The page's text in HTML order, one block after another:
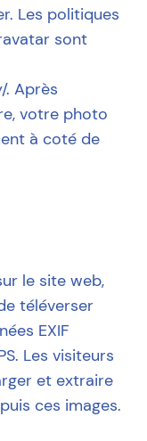
Les politiques
sont
Après
votre photo
à coté de
le site web,
téléverser
EXIF
Les visiteurs
et extraire
ces images.